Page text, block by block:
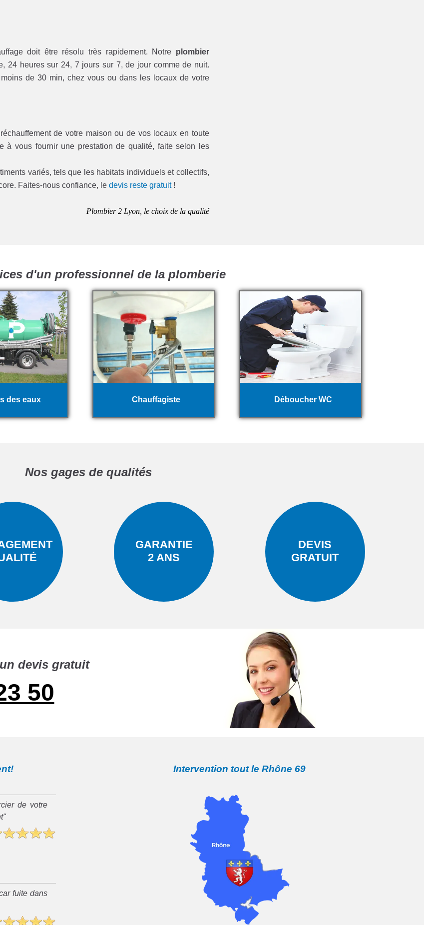
doit être résolu très rapidement. Notre plombier
24 heures sur 24, 7 jours sur 7, de jour comme de nuit.
de 30 min, chez vous ou dans les locaux de votre
de votre maison ou de vos locaux en toute
à vous fournir une prestation de qualité, faite selon les
variés, tels que les habitats individuels et collectifs,
Faites-nous confiance, ledevis reste gratuit!
Plombier 2 Lyon, le choix de la qualité
d'un professionnel de la plomberie
des eaux Chauffagiste Déboucher WC
Nos gages de qualités
GARANTIE
2 ANS
DEVIS
GRATUIT
devis gratuit
50
de votre
fuite dans
Intervention tout le Rhône 69